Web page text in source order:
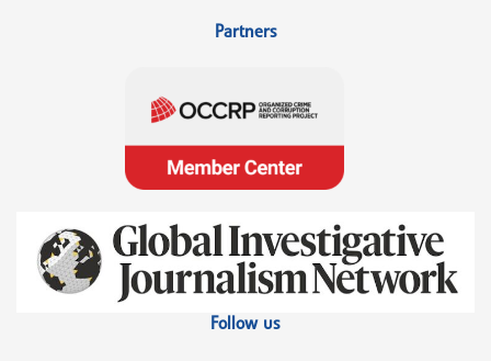
Partners
Follow us